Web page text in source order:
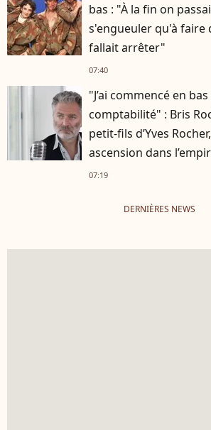
bas : "À la fin on
s'engueuler qu'à faire
fallait arrêter"
07:40
"J’ai commencé en
comptabilité" : Bris
petit-fils d’Yves
ascension dans
07:19
DERNIÈRES NEWS